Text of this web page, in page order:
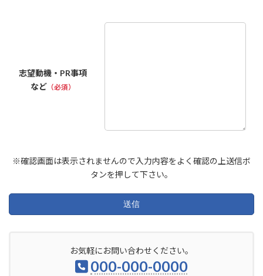
志望動機・PR事項
など（必須）
※確認画面は表示されませんので入力内容をよく確認の上送信ボ
タンを押して下さい。
お気軽にお問い合わせください。
000-000-0000